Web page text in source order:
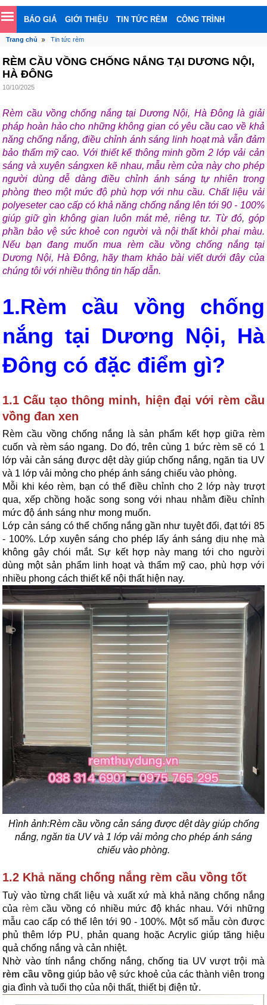
BÁO GIÁ GIỚI THIỆU TIN TỨC RÈM CÔNG TRÌNH
Trang chủ Tin tức rèm
RÈM CẦU VỒNG CHỐNG NẮNG TẠI DƯƠNG NỘI,
HÀ ĐÔNG
10/10/2025
Rèm cầu vồng chống nắng tại Dương Nội, Hà Đông là giải
pháp hoàn hảo cho những không gian có yêu cầu cao về khả
năng chống nắng, điều chỉnh ánh sáng linh hoạt mà vẫn đảm
bảo thẩm mỹ cao. Với thiết kế thông minh gồm 2 lớp vải cản
sáng và xuyên sángxen kẽ nhau, mẫu rèm cửa này cho phép
người dùng dễ dàng điều chỉnh ánh sáng tự nhiên trong
phòng theo một mức độ phù hợp với nhu cầu. Chất liệu vải
polyeseter cao cấp có khả năng chống nắng lên tới 90 - 100%
giúp giữ gìn không gian luôn mát mẻ, riêng tư. Từ đó, góp
phần bảo vệ sức khoẻ con người và nội thất khỏi phai màu.
Nếu bạn đang muốn mua rèm cầu vồng chống nắng tại
Dương Nội, Hà Đông, hãy tham khảo bài viết dưới đây của
chúng tôi với nhiều thông tin hấp dẫn.
1.Rèm cầu vồng chống
nắng tại Dương Nội, Hà
Đông có đặc điểm gì?
1.1 Cấu tạo thông minh, hiện đại với rèm cầu
vồng đan xen
Rèm cầu vồng chống nắng là sản phẩm kết hợp giữa rèm
cuốn và rèm sáo ngang. Do đó, trên cùng 1 bức rèm sẽ có 1
lớp vải cản sáng được dệt dày giúp chống nắng, ngăn tia UV
và 1 lớp vải mỏng cho phép ánh sáng chiếu vào phòng.
Mỗi khi kéo rèm, bạn có thể điều chỉnh cho 2 lớp này trượt
qua, xếp chồng hoặc song song với nhau nhằm điều chỉnh
mức độ ánh sáng như mong muốn.
Lớp cản sáng có thể chống nắng gần như tuyệt đối, đạt tới 85
- 100%. Lớp xuyên sáng cho phép lấy ánh sáng dịu nhẹ mà
không gây chói mắt. Sự kết hợp này mang tới cho người
dùng một sản phẩm linh hoạt và thẩm mỹ cao, phù hợp với
nhiều phong cách thiết kế nội thất hiện nay.
Hình ảnh:Rèm cầu vồng cản sáng được dệt dày giúp chống
nắng, ngăn tia UV và 1 lớp vải mỏng cho phép ánh sáng
chiếu vào phòng.
1.2 Khả năng chống nắng rèm cầu vồng tốt
Tuỳ vào từng chất liệu và xuất xứ mà khả năng chống nắng
của rèmcầu vồng có nhiều mức độ khác nhau. Với những
mẫu cao cấp có thể lên tới 90 - 100%. Một số mẫu còn được
phủ thêm lớp PU, phản quang hoặc Acrylic giúp tăng hiệu
quả chống nắng và cản nhiệt.
Nhờ vào tính nắng chống nắng, chống tia UV vượt trội mà
rèm cầu vồng giúp bảo vệ sức khoẻ của các thành viên trong
gia đình và tuổi thọ của nội thất, thiết bị điện tử.